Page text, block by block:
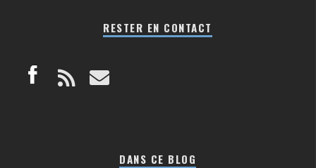
RESTER EN CONTACT
DANS CE BLOG